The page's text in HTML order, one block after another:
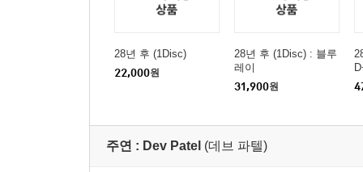
28년 후 (1Disc)
22,000원
28년 후 (1Disc) : 블루
레이
31,900원
주연 : Dev Patel (데브 파텔)